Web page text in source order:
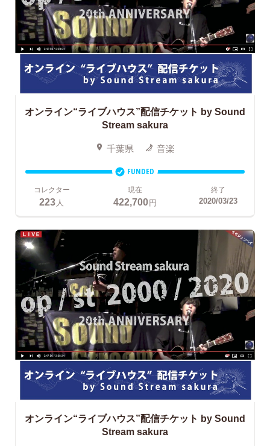
オンライン“ライブハウス”配信チケット by Sound
Stream sakura
千葉県 音楽
FUNDED
コレクター
223 人
現在
422,700円
終了
2020/03/23
オンライン“ライブハウス”配信チケット by Sound
Stream sakura